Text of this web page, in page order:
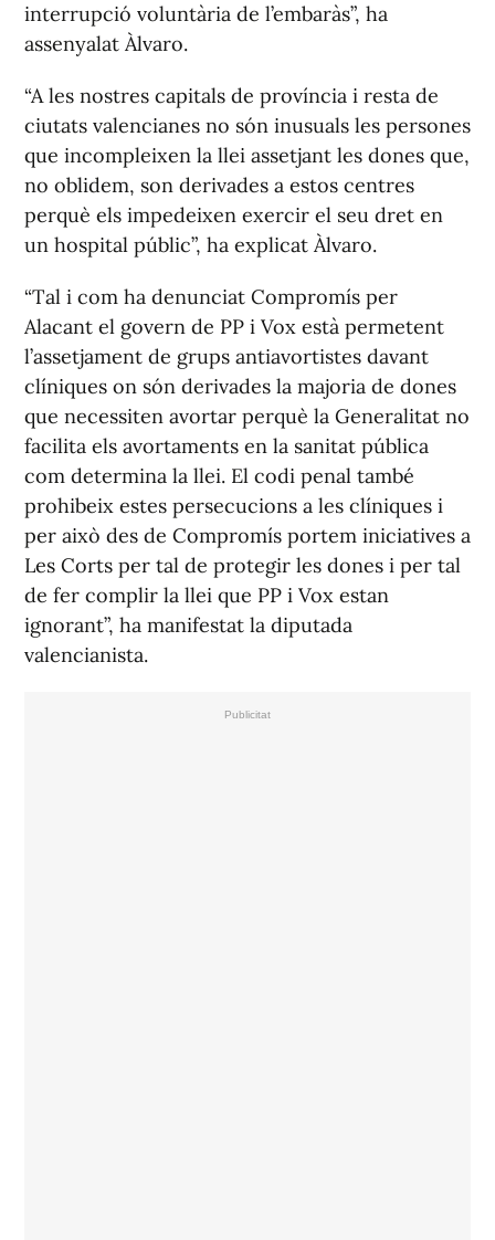
interrupció voluntària de l’embaràs”, ha
assenyalat Àlvaro.
“A les nostres capitals de província i resta de
ciutats valencianes no són inusuals les persones
que incompleixen la llei assetjant les dones que,
no oblidem, son derivades a estos centres
perquè els impedeixen exercir el seu dret en
un hospital públic”, ha explicat Àlvaro.
“Tal i com ha denunciat Compromís per
Alacant el govern de PP i Vox està permetent
l’assetjament de grups antiavortistes davant
clíniques on són derivades la majoria de dones
que necessiten avortar perquè la Generalitat no
facilita els avortaments en la sanitat pública
com determina la llei. El codi penal també
prohibeix estes persecucions a les clíniques i
per això des de Compromís portem iniciatives a
Les Corts per tal de protegir les dones i per tal
de fer complir la llei que PP i Vox estan
ignorant”, ha manifestat la diputada
valencianista.